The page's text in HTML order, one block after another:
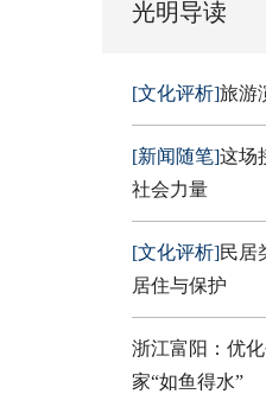
光明导读
[文化评析]旅游
[新闻随笔]这场
社会力量
[文化评析]民居
居住与保护
浙江富阳：优
家“如鱼得水”